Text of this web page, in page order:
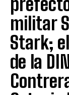
militar
Stark;
de la